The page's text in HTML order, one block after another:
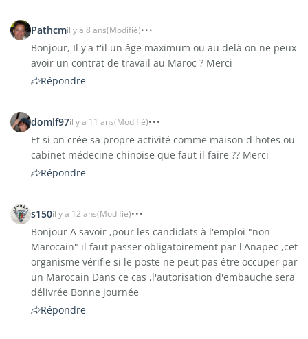
Pathcmil y a 8 ans(Modifié)
Bonjour, Il y'a t'il un âge maximum ou au delà on ne peux
avoir un contrat de travail au Maroc ? Merci
Répondre
domlf97il y a 11 ans(Modifié)
Et si on crée sa propre activité comme maison d hotes ou
cabinet médecine chinoise que faut il faire ?? Merci
Répondre
s150il y a 12 ans(Modifié)
Bonjour A savoir ,pour les candidats à l'emploi "non
Marocain" il faut passer obligatoirement par l'Anapec ,cet
organisme vérifie si le poste ne peut pas être occuper par
un Marocain Dans ce cas ,l'autorisation d'embauche sera
délivrée Bonne journée
Répondre